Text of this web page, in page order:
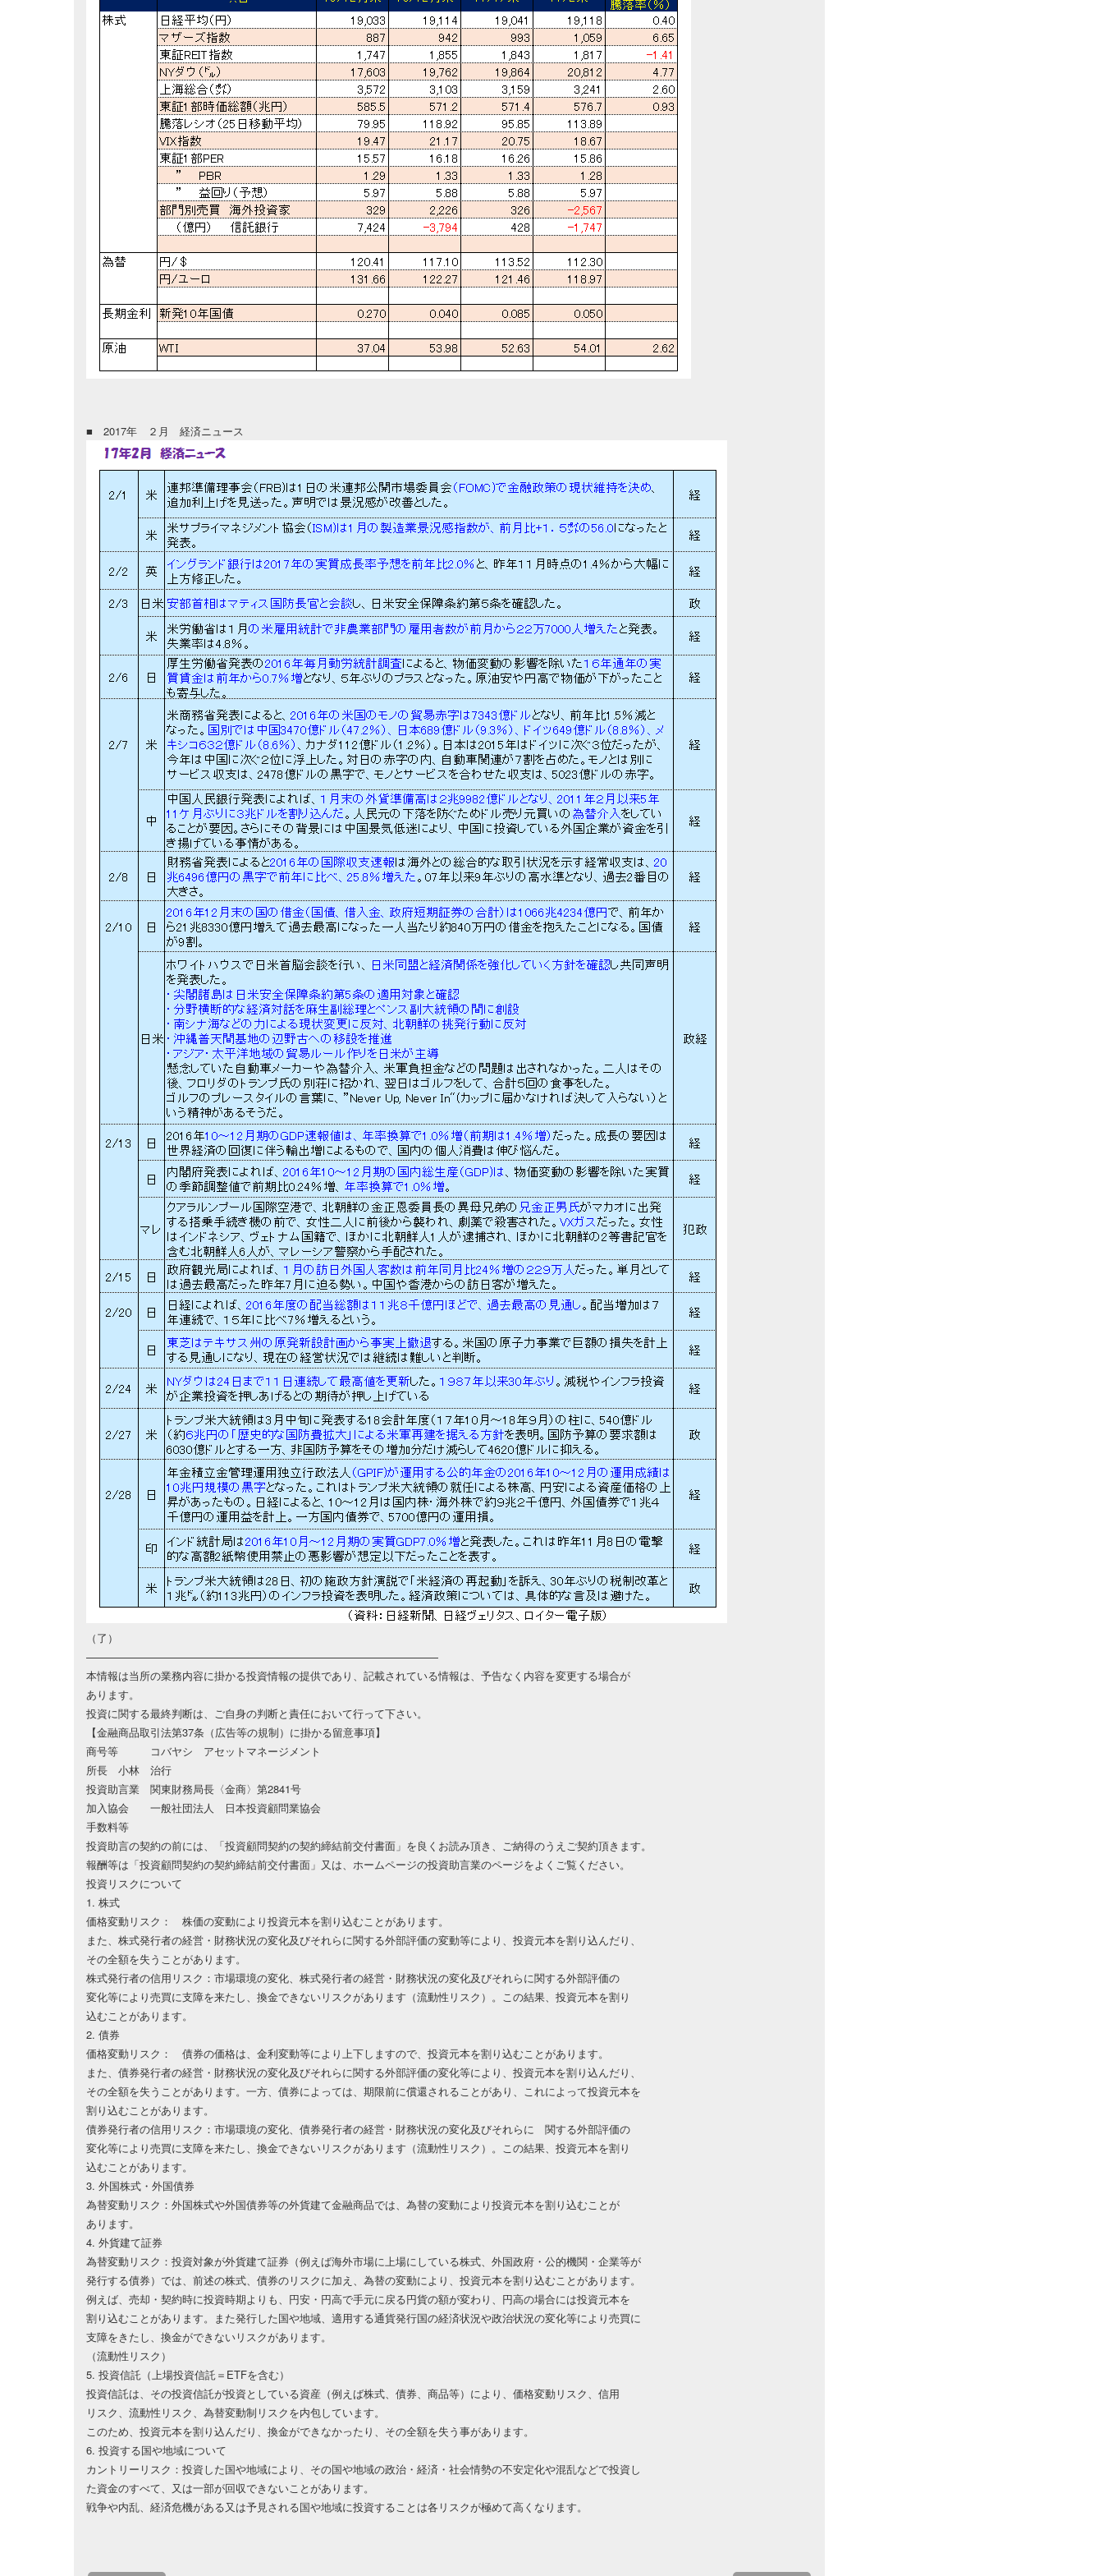
■ 2017年 ２月 経済ニュース
（了）
—————————————————————————————————
本情報は当所の業務内容に掛かる投資情報の提供であり、記載されている情報は、予告なく内容を変更する場合が
あります。
投資に関する最終判断は、ご自身の判断と責任において行って下さい。
【金融商品取引法第37条（広告等の規制）に掛かる留意事項】
商号等 コバヤシ アセットマネージメント
所長 小林 治行
投資助言業 関東財務局長〈金商〉第2841号
加入協会 一般社団法人 日本投資顧問業協会
手数料等
投資助言の契約の前には、「投資顧問契約の契約締結前交付書面」を良くお読み頂き、ご納得のうえご契約頂きます。
報酬等は「投資顧問契約の契約締結前交付書面」又は、ホームページの投資助言業のページをよくご覧ください。
投資リスクについて
1. 株式
価格変動リスク： 株価の変動により投資元本を割り込むことがあります。
また、株式発行者の経営・財務状況の変化及びそれらに関する外部評価の変動等により、投資元本を割り込んだり、
その全額を失うことがあります。
株式発行者の信用リスク：市場環境の変化、株式発行者の経営・財務状況の変化及びそれらに関する外部評価の
変化等により売買に支障を来たし、換金できないリスクがあります（流動性リスク）。この結果、投資元本を割り
込むことがあります。
2. 債券
価格変動リスク： 債券の価格は、金利変動等により上下しますので、投資元本を割り込むことがあります。
また、債券発行者の経営・財務状況の変化及びそれらに関する外部評価の変化等により、投資元本を割り込んだり、
その全額を失うことがあります。一方、債券によっては、期限前に償還されることがあり、これによって投資元本を
割り込むことがあります。
債券発行者の信用リスク：市場環境の変化、債券発行者の経営・財務状況の変化及びそれらに 関する外部評価の
変化等により売買に支障を来たし、換金できないリスクがあります（流動性リスク）。この結果、投資元本を割り
込むことがあります。
3. 外国株式・外国債券
為替変動リスク：外国株式や外国債券等の外貨建て金融商品では、為替の変動により投資元本を割り込むことが
あります。
4. 外貨建て証券
為替変動リスク：投資対象が外貨建て証券（例えば海外市場に上場にしている株式、外国政府・公的機関・企業等が
発行する債券）では、前述の株式、債券のリスクに加え、為替の変動により、投資元本を割り込むことがあります。
例えば、売却・契約時に投資時期よりも、円安・円高で手元に戻る円貨の額が変わり、円高の場合には投資元本を
割り込むことがあります。また発行した国や地域、適用する通貨発行国の経済状況や政治状況の変化等により売買に
支障をきたし、換金ができないリスクがあります。
（流動性リスク）
5. 投資信託（上場投資信託＝ETFを含む）
投資信託は、その投資信託が投資としている資産（例えば株式、債券、商品等）により、価格変動リスク、信用
リスク、流動性リスク、為替変動制リスクを内包しています。
このため、投資元本を割り込んだり、換金ができなかったり、その全額を失う事があります。
6. 投資する国や地域について
カントリーリスク：投資した国や地域により、その国や地域の政治・経済・社会情勢の不安定化や混乱などで投資し
た資金のすべて、又は一部が回収できないことがあります。
戦争や内乱、経済危機がある又は予見される国や地域に投資することは各リスクが極めて高くなります。